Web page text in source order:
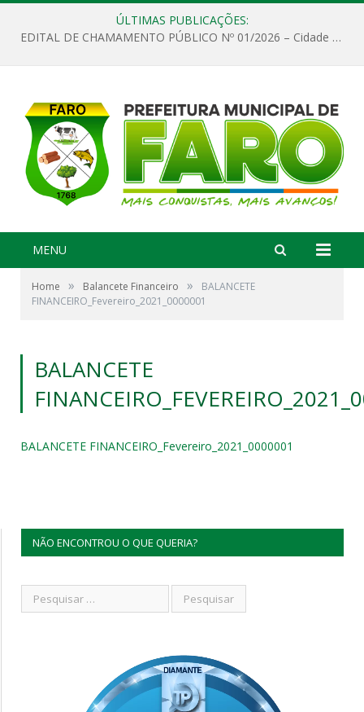
ÚLTIMAS PUBLICAÇÕES:
EDITAL DE CHAMAMENTO PÚBLICO Nº 01/2026 – Cidade de Faro
MENU
Home » Balancete Financeiro »
BALANCETE
FINANCEIRO_Fevereiro_2021_0000001
BALANCETE
BALANCETE FINANCEIRO_Fevereiro_2021_0000001
NÃO ENCONTROU O QUE QUERIA?